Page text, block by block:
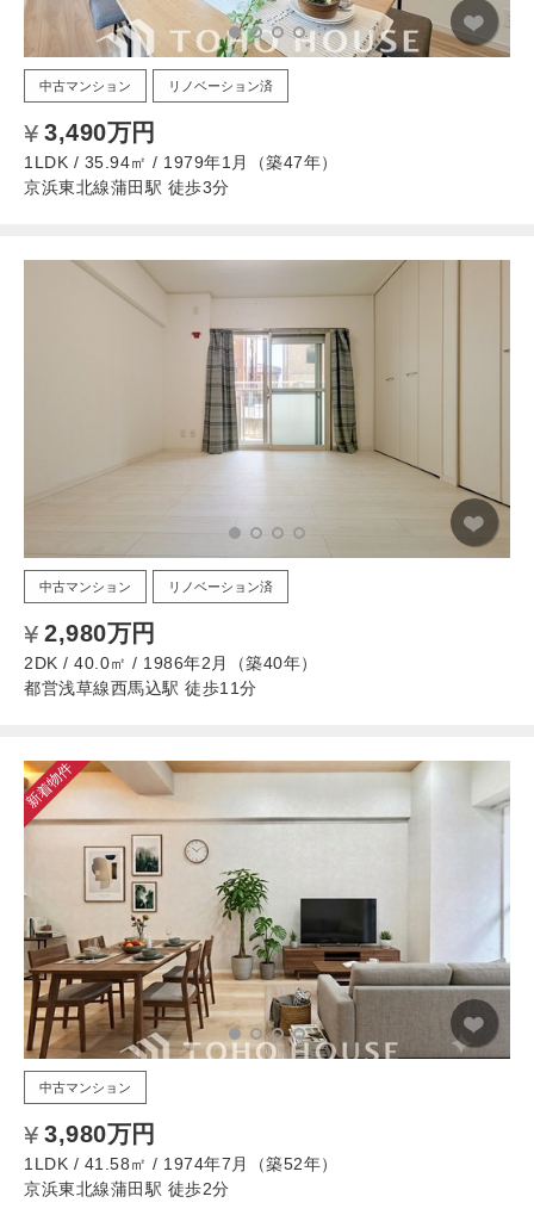
中古マンション リノベーション済
3,490万円
1LDK / 35.94㎡ / 1979年1月（築47年）
京浜東北線蒲田駅 徒歩3分
中古マンション リノベーション済
2,980万円
2DK / 40.0㎡ / 1986年2月（築40年）
都営浅草線西馬込駅 徒歩11分
新着物件
中古マンション
3,980万円
1LDK / 41.58㎡ / 1974年7月（築52年）
京浜東北線蒲田駅 徒歩2分